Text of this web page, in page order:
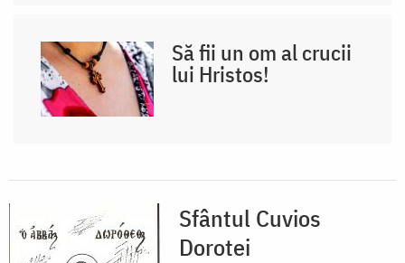
Să fii un om al crucii
lui Hristos!
Sfântul Cuvios
Dorotei